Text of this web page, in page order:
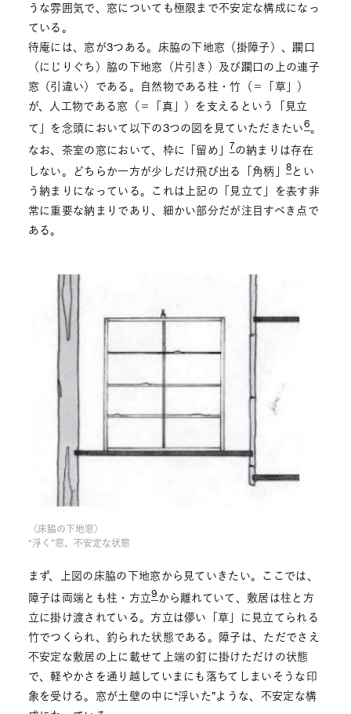
うな雰囲気で、窓についても極限まで不安定な構成になっ
ている。
待庵には、窓が3つある。床脇の下地窓（掛障子）、躙口
（にじりぐち）脇の下地窓（片引き）及び躙口の上の連子
窓（引違い）である。自然物である柱・竹（＝「草」）
が、人工物である窓（＝「真」）を支えるという「見立
て」を念頭において以下の3つの図を見ていただきたい6。
なお、茶室の窓において、枠に「留め」7の納まりは存在
しない。どちらか一方が少しだけ飛び出る「角柄」
8 とい
う納まりになっている。これは上記の「見立て」を表す非
常に重要な納まりであり、細かい部分だが注目すべき点で
ある。
〈床脇の下地窓〉
“浮く”窓、不安定な状態
まず、上図の床脇の下地窓から見ていきたい。ここでは、
障子は両端とも柱・方立9から離れていて、敷居は柱と方
立に掛け渡されている。方立は儚い「草」に見立てられる
竹でつくられ、釣られた状態である。障子は、ただでさえ
不安定な敷居の上に載せて上端の釘に掛けただけの状態
で、軽やかさを通り越していまにも落ちてしまいそうな印
象を受ける。窓が土壁の中に“浮いた”ような、不安定な構